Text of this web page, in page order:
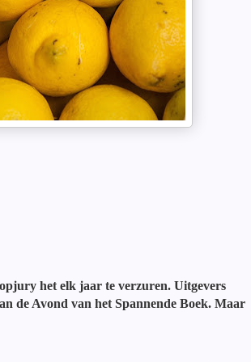
het elk jaar te verzuren. Uitgevers
de Avond van het Spannende Boek. Maar